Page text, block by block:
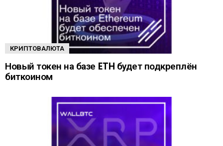
КРИПТОВАЛЮТА
Новый токен на базе ETH будет подкреплён
биткоином